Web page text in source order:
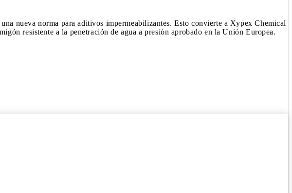
nueva norma para aditivos impermeabilizantes. Esto convierte a Xypex Chemical
resistente a la penetración de agua a presión aprobado en la Unión Europea.